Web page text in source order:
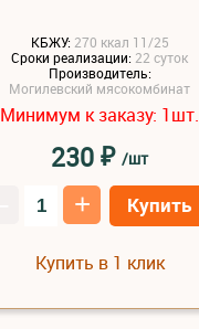
КБЖУ: 270 ккал 11/25
Сроки реализации: 22 суток
Производитель:
Могилевский мясокомбинат
Минимум к заказу: 1шт.
230₽ /шт
+ Купить
Купить в 1 клик